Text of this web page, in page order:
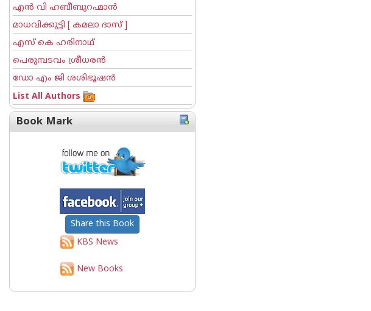
എന്‍ വി ഹബീബുറഹ്മാന്‍
മാധവിക്കുട്ടി [ കമലാ ദാസ് ]
എസ് കെ ഹരിനാഥ്
പെരുമ്പടവം ശ്രീധര‌ന്‍
ഡോ എം ജി ശശിഭൂഷന്‍
List All Authors
Book Mark
Share this Book
KBS News
New Books